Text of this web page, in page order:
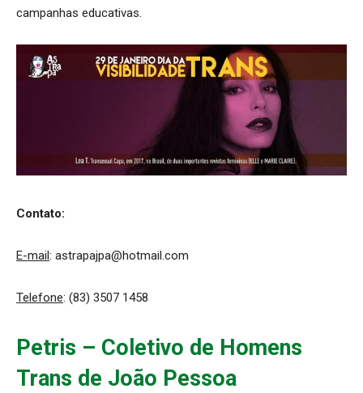
campanhas educativas.
Contato:
E-mail: astrapajpa@hotmail.com
Telefone: (83) 3507 1458
Petris – Coletivo de Homens
Trans de João Pessoa